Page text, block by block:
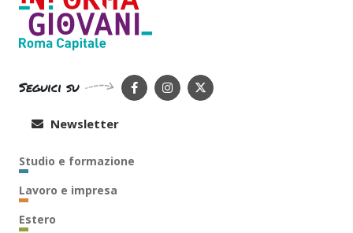
Seguici su
Newsletter
Studio e formazione
Lavoro e impresa
Estero